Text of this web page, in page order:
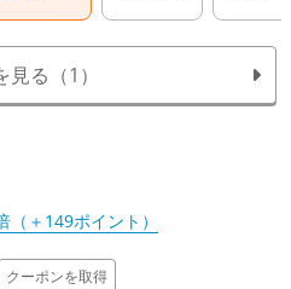
る（1）
＋149ポイント）
クーポンを取得